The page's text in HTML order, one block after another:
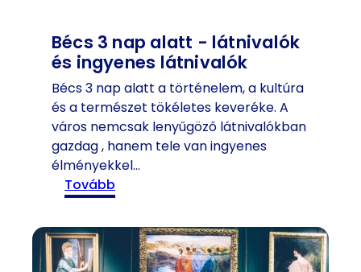
a
m
a
t
ö
k
é
l
e
e
s
á
Bécs 3 nap alatt - látnivalók
és ingyenes látnivalók
Bécs 3 nap alatt a történelem, a kultúra
és a természet tökéletes keveréke. A
város nemcsak lenyűgöző látnivalókban
gazdag , hanem tele van ingyenes
élményekkel…
tovább
B
é
s